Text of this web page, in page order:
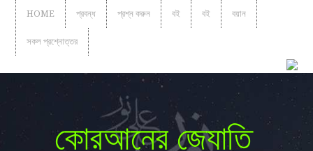
HOME প্রবন্ধ প্রশ্ন করুন বই বই বয়ান
সকল প্রশ্নোত্তর
কোরআনের জ্যোতি